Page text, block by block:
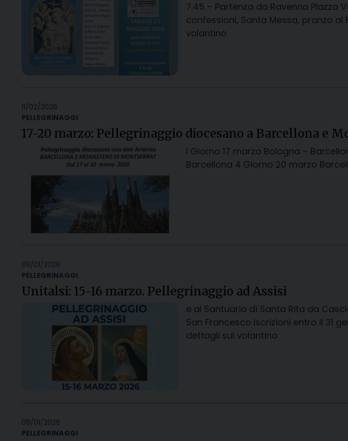
7.45 – Partenza da Ravenna Piazza
confessioni, Santa Messa, pranzo
volantino
11/02/2026
PELLEGRINAGGI
17-20 marzo: Pellegrinaggio diocesano a Barcellona e
I Giorno 17 marzo Bologna –
Barcellona 4 Giorno 20 marzo
09/01/2026
PELLEGRINAGGI
Unitalsi: 15-16 marzo. Pellegrinaggio ad Assisi
e al Santuario dì Santa Rita da
San Francesco Iscrizioni entro il 31
dettagli sul volantino
08/01/2026
PELLEGRINAGGI